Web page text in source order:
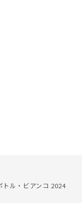
ル・ビアンコ 2024